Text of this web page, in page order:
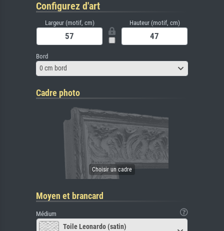
Configurez d'art
Largeur (motif, cm) Hauteur (motif, cm)
Bord
0 cm bord
Cadre photo
Moyen et brancard
Médium
Toile Leonardo (satin)